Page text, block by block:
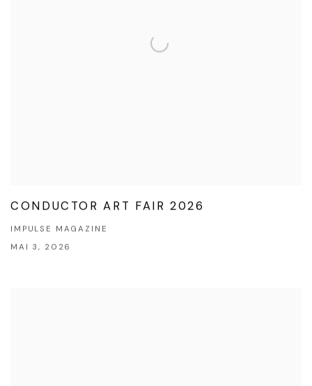
CONDUCTOR ART FAIR 2026
IMPULSE MAGAZINE
MAI 3, 2026